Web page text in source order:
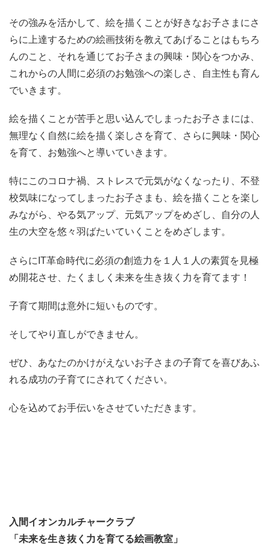
その強みを活かして、絵を描くことが好きなお子さまにさ
らに上達するための絵画技術を教えてあげることはもちろ
んのこと、それを通じてお子さまの興味・関心をつかみ、
これからの人間に必須のお勉強への楽しさ、自主性も育ん
でいきます。
絵を描くことが苦手と思い込んでしまったお子さまには、
無理なく自然に絵を描く楽しさを育て、さらに興味・関心
を育て、お勉強へと導いていきます。
特にこのコロナ禍、ストレスで元気がなくなったり、不登
校気味になってしまったお子さまも、絵を描くことを楽し
みながら、やる気アップ、元気アップをめざし、自分の人
生の大空を悠々羽ばたいていくことをめざします。
さらにIT革命時代に必須の創造力を１人１人の素質を見極
め開花させ、たくましく未来を生き抜く力を育てます！
子育て期間は意外に短いものです。
そしてやり直しができません。
ぜひ、あなたのかけがえないお子さまの子育てを喜びあふ
れる成功の子育てにされてください。
心を込めてお手伝いをさせていただきます。
入間イオンカルチャークラブ
「未来を生き抜く力を育てる絵画教室」